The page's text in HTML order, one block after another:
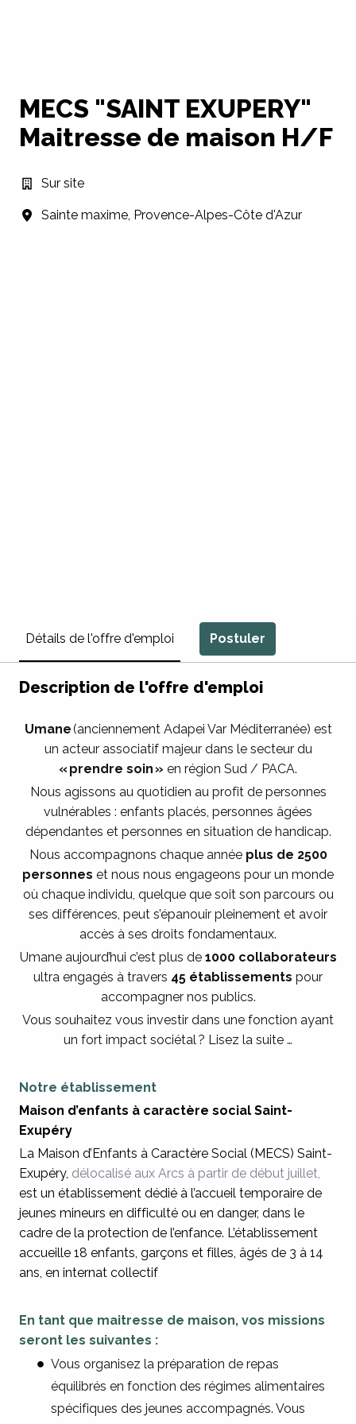
MECS "SAINT EXUPERY"
Maitresse de maison H/F
Sur site
Sainte maxime, Provence-Alpes-Côte d'Azur
Détails de l'offre d'emploi Postuler
Description de l'offre d'emploi
Umane(anciennement Adapei Var Méditerranée) est
un acteur associatif majeur dans le secteur du
« prendre soin » en région Sud / PACA.
Nous agissons au quotidien au profit de personnes
vulnérables : enfants placés, personnes âgées
dépendantes et personnes en situation de handicap.
Nous accompagnons chaque année plus de 2500
personnes et nous nous engageons pour un monde
où chaque individu, quelque que soit son parcours ou
ses différences, peut s’épanouir pleinement et avoir
accès à ses droits fondamentaux.
Umane aujourd’hui c’est plus de 1000 collaborateurs
ultra engagés à travers 45 établissements pour
accompagner nos publics.
Vous souhaitez vous investir dans une fonction ayant
un fort impact sociétal ? Lisez la suite …
Notre établissement
Maison d’enfants à caractère social Saint-
Exupéry
La Maison d’Enfants à Caractère Social (MECS) Saint-
Exupéry, délocalisé aux Arcs à partir de début juillet,
est un établissement dédié à l’accueil temporaire de
jeunes mineurs en difficulté ou en danger, dans le
cadre de la protection de l’enfance. L’établissement
accueille 18 enfants, garçons et filles, âgés de 3 à 14
ans, en internat collectif
En tant que maitresse de maison, vos missions
seront les suivantes :
Vous organisez la préparation de repas
équilibrés en fonction des régimes alimentaires
spécifiques des jeunes accompagnés. Vous